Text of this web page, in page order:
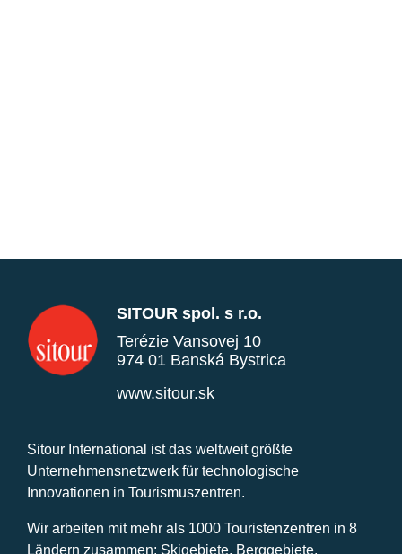
SITOUR spol. s r.o.
Terézie Vansovej 10
974 01 Banská Bystrica
www.sitour.sk
Sitour International ist das weltweit größte
Unternehmensnetzwerk für technologische
Innovationen in Tourismuszentren.
Wir arbeiten mit mehr als 1000 Touristenzentren in 8
Ländern zusammen: Skigebiete, Berggebiete,